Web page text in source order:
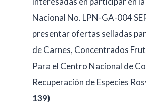
Nacional No. LPN-GA-004
presentar ofertas selladas
de Carnes, Concentrados
Para el Centro Nacional de
Recuperación de Especies
139)